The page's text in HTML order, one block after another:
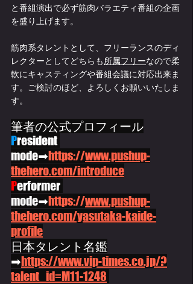
と番組演出で必ず筋肉バラエティ番組の企画
を盛り上げます。
筋肉系タレントとして、フリーランスのディ
レクターとしてどちらも所属フリーなので柔
軟にキャスティングや番組会議に対応出来ま
す。ご検討のほど、よろしくお願いいたしま
す。
筆者の公式プロフィール
President
mode➡https://www.pushup-
thehero.com/introduce
Performer
mode➡https://www.pushup-
thehero.com/yasutaka-kaide-
profile
日本タレント名鑑
➡https://www.vip-times.co.jp/?
talent_id=M11-1248